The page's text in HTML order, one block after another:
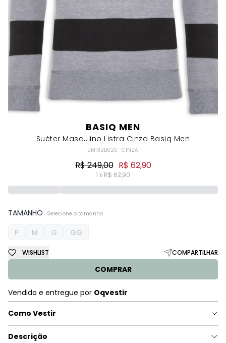
/5
BASIQ MEN
Suéter Masculino Listra Cinza Basiq Men
BMI3BB020_CINZA
R$ 249,00 R$ 62,90
1 x R$ 62,90
TAMANHO Selecione o tamanho
P M G GG
COMPRAR
WISHLIST COMPARTILHAR
Vendido e entregue por Oqvestir
Como Vestir
Descrição